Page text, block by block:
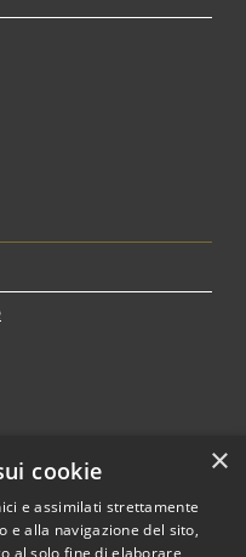
Copyright © 2026 • Comune di
×
cookie
e assimilati strettamente
e alla navigazione del sito,
al solo fine di elaborare